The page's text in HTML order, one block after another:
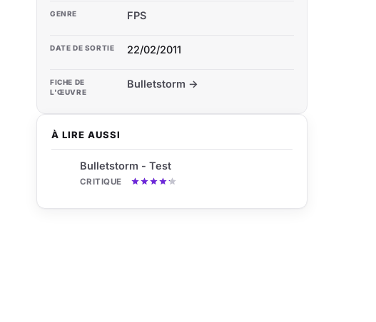
À LIRE AUSSI
Bulletstorm - Test
CRITIQUE
GENRE FPS
DATE DE SORTIE 22/02/2011
FICHE DE
L'ŒUVRE
Bulletstorm →